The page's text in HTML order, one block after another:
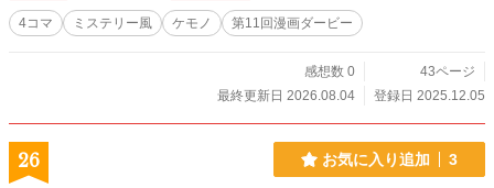
4コマ ミステリー風 ケモノ 第11回漫画ダービー
感想数 0
43ページ
最終更新日 2026.08.04
登録日 2025.12.05
26 お気に入り追加 3